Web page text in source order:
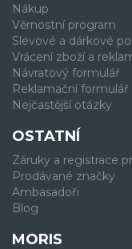
Nákup
Věrnostní program
Slevové a dárkové
Vrácení zboží a
Návratový formulář
Reklamační formulář
Nejčastější otázky
OSTATNÍ
Záruky a registrace
Prodávané značky
Ambasadoři
Blog
MORIS